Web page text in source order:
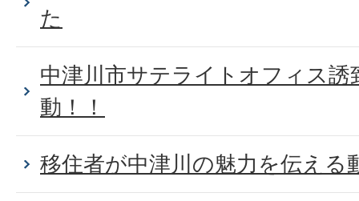
た
中津川市サテライトオフィス
動！！
移住者が中津川の魅力を伝える